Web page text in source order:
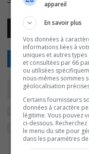
Lecteur
00:00
Retour
appareil
En savoir plus
Vos données à
informations liées à
uniques et autres
et consultées par 66
ou utilisées
nous-mêmes sommes
géolocalisation
Certains fournisseurs
données à caractère
légitime. Vous pouvez
ci-dessous.
le menu du site pour
dans les paramètres